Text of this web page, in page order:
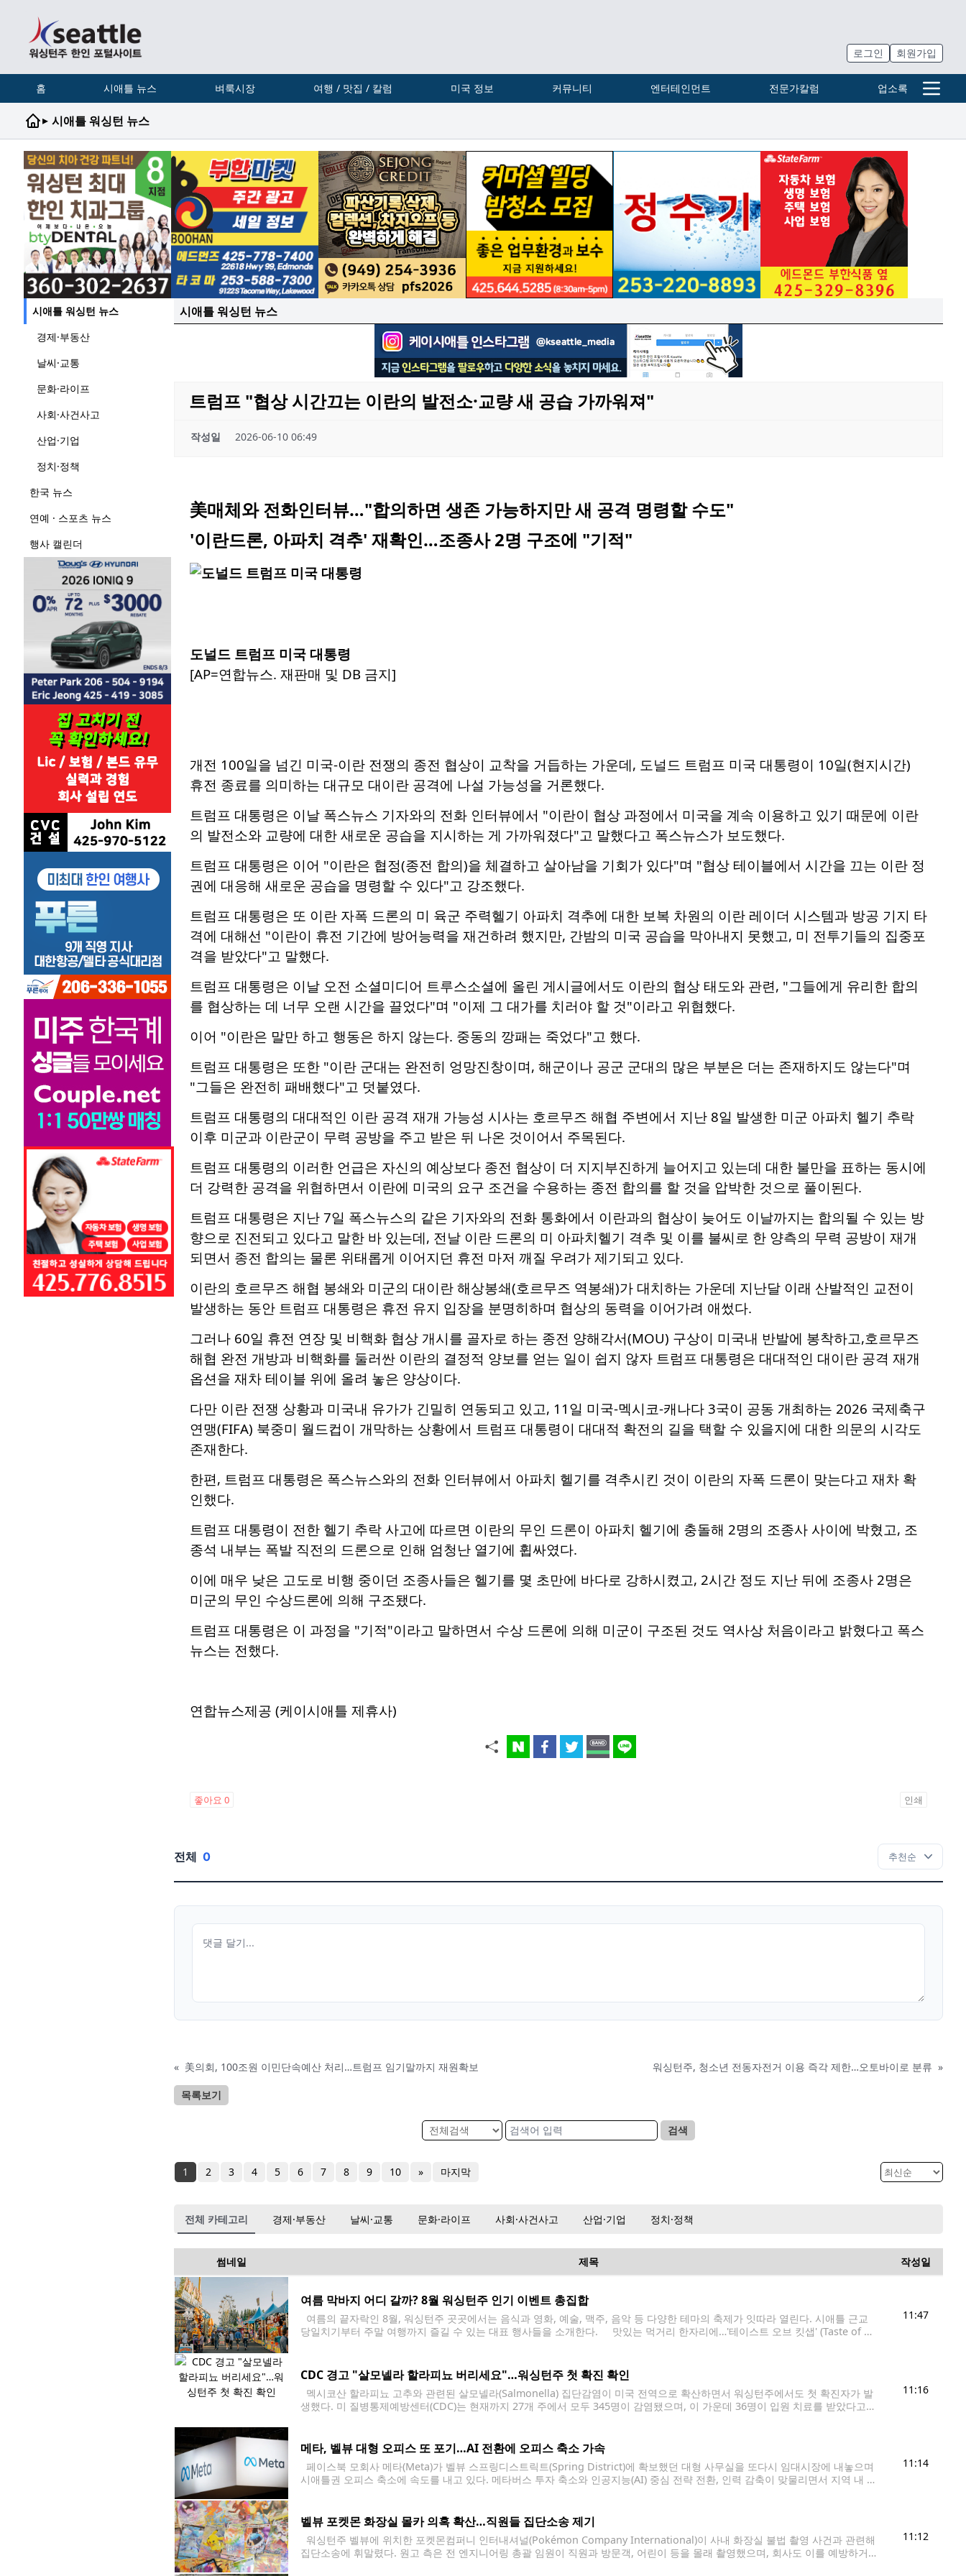
로그인 회원가입
홈 시애틀 뉴스 벼룩시장 여행 / 맛집 / 칼럼 미국 정보 커뮤니티 엔터테인먼트 전문가칼럼 업소록
▸ 시애틀 워싱턴 뉴스
시애틀 워싱턴 뉴스
경제·부동산
날씨·교통
문화·라이프
사회·사건사고
산업·기업
정치·정책
한국 뉴스
연예 · 스포츠 뉴스
행사 캘린더
시애틀 워싱턴 뉴스
트럼프 "협상 시간끄는 이란의 발전소·교량 새 공습 가까워져"
작성일 2026-06-10 06:49
美매체와 전화인터뷰…"합의하면 생존 가능하지만 새 공격 명령할 수도"
'이란드론, 아파치 격추' 재확인…조종사 2명 구조에 "기적"
도널드 트럼프 미국 대통령
[AP=연합뉴스. 재판매 및 DB 금지]
개전 100일을 넘긴 미국-이란 전쟁의 종전 협상이 교착을 거듭하는 가운데, 도널드 트럼프 미국 대통령이 10일(현지시간)
휴전 종료를 의미하는 대규모 대이란 공격에 나설 가능성을 거론했다.
트럼프 대통령은 이날 폭스뉴스 기자와의 전화 인터뷰에서 "이란이 협상 과정에서 미국을 계속 이용하고 있기 때문에 이란
의 발전소와 교량에 대한 새로운 공습을 지시하는 게 가까워졌다"고 말했다고 폭스뉴스가 보도했다.
트럼프 대통령은 이어 "이란은 협정(종전 합의)을 체결하고 살아남을 기회가 있다"며 "협상 테이블에서 시간을 끄는 이란 정
권에 대응해 새로운 공습을 명령할 수 있다"고 강조했다.
트럼프 대통령은 또 이란 자폭 드론의 미 육군 주력헬기 아파치 격추에 대한 보복 차원의 이란 레이더 시스템과 방공 기지 타
격에 대해선 "이란이 휴전 기간에 방어능력을 재건하려 했지만, 간밤의 미국 공습을 막아내지 못했고, 미 전투기들의 집중포
격을 받았다"고 말했다.
트럼프 대통령은 이날 오전 소셜미디어 트루스소셜에 올린 게시글에서도 이란의 협상 태도와 관련, "그들에게 유리한 합의
를 협상하는 데 너무 오랜 시간을 끌었다"며 "이제 그 대가를 치러야 할 것"이라고 위협했다.
이어 "이란은 말만 하고 행동은 하지 않는다. 중동의 깡패는 죽었다"고 했다.
트럼프 대통령은 또한 "이란 군대는 완전히 엉망진창이며, 해군이나 공군 군대의 많은 부분은 더는 존재하지도 않는다"며
"그들은 완전히 패배했다"고 덧붙였다.
트럼프 대통령의 대대적인 이란 공격 재개 가능성 시사는 호르무즈 해협 주변에서 지난 8일 발생한 미군 아파치 헬기 추락
이후 미군과 이란군이 무력 공방을 주고 받은 뒤 나온 것이어서 주목된다.
트럼프 대통령의 이러한 언급은 자신의 예상보다 종전 협상이 더 지지부진하게 늘어지고 있는데 대한 불만을 표하는 동시에
더 강력한 공격을 위협하면서 이란에 미국의 요구 조건을 수용하는 종전 합의를 할 것을 압박한 것으로 풀이된다.
트럼프 대통령은 지난 7일 폭스뉴스의 같은 기자와의 전화 통화에서 이란과의 협상이 늦어도 이날까지는 합의될 수 있는 방
향으로 진전되고 있다고 말한 바 있는데, 전날 이란 드론의 미 아파치헬기 격추 및 이를 불씨로 한 양측의 무력 공방이 재개
되면서 종전 합의는 물론 위태롭게 이어지던 휴전 마저 깨질 우려가 제기되고 있다.
이란의 호르무즈 해협 봉쇄와 미군의 대이란 해상봉쇄(호르무즈 역봉쇄)가 대치하는 가운데 지난달 이래 산발적인 교전이
발생하는 동안 트럼프 대통령은 휴전 유지 입장을 분명히하며 협상의 동력을 이어가려 애썼다.
그러나 60일 휴전 연장 및 비핵화 협상 개시를 골자로 하는 종전 양해각서(MOU) 구상이 미국내 반발에 봉착하고,호르무즈
해협 완전 개방과 비핵화를 둘러싼 이란의 결정적 양보를 얻는 일이 쉽지 않자 트럼프 대통령은 대대적인 대이란 공격 재개
옵션을 재차 테이블 위에 올려 놓은 양상이다.
다만 이란 전쟁 상황과 미국내 유가가 긴밀히 연동되고 있고, 11일 미국-멕시코-캐나다 3국이 공동 개최하는 2026 국제축구
연맹(FIFA) 북중미 월드컵이 개막하는 상황에서 트럼프 대통령이 대대적 확전의 길을 택할 수 있을지에 대한 의문의 시각도
존재한다.
한편, 트럼프 대통령은 폭스뉴스와의 전화 인터뷰에서 아파치 헬기를 격추시킨 것이 이란의 자폭 드론이 맞는다고 재차 확
인했다.
트럼프 대통령이 전한 헬기 추락 사고에 따르면 이란의 무인 드론이 아파치 헬기에 충돌해 2명의 조종사 사이에 박혔고, 조
종석 내부는 폭발 직전의 드론으로 인해 엄청난 열기에 휩싸였다.
이에 매우 낮은 고도로 비행 중이던 조종사들은 헬기를 몇 초만에 바다로 강하시켰고, 2시간 정도 지난 뒤에 조종사 2명은
미군의 무인 수상드론에 의해 구조됐다.
트럼프 대통령은 이 과정을 "기적"이라고 말하면서 수상 드론에 의해 미군이 구조된 것도 역사상 처음이라고 밝혔다고 폭스
뉴스는 전했다.
연합뉴스제공 (케이시애틀 제휴사)
좋아요 0 인쇄
전체 0
« 美의회, 100조원 이민단속예산 처리…트럼프 임기말까지 재원확보 워싱턴주, 청소년 전동자전거 이용 즉각 제한…오토바이로 분류 »
목록보기
검색
1 2 3 4 5 6 7 8 9 10 » 마지막
전체 카테고리 경제·부동산 날씨·교통 문화·라이프 사회·사건사고 산업·기업 정치·정책
썸네일 제목 작성일
여름 막바지 어디 갈까? 8월 워싱턴주 인기 이벤트 총집합
여름의 끝자락인 8월, 워싱턴주 곳곳에서는 음식과 영화, 예술, 맥주, 음악 등 다양한 테마의 축제가 잇따라 열린다. 시애틀 근교
당일치기부터 주말 여행까지 즐길 수 있는 대표 행사들을 소개한다. 맛있는 먹거리 한자리에…'테이스트 오브 킷샙' (Taste of Kit
11:47
CDC 경고 "살모넬라 할라피뇨 버리세요"…워싱턴주 첫 확진 확인
멕시코산 할라피뇨 고추와 관련된 살모넬라(Salmonella) 집단감염이 미국 전역으로 확산하면서 워싱턴주에서도 첫 확진자가 발
생했다. 미 질병통제예방센터(CDC)는 현재까지 27개 주에서 모두 345명이 감염됐으며, 이 가운데 36명이 입원 치료를 받았다고
11:16
메타, 벨뷰 대형 오피스 또 포기…AI 전환에 오피스 축소 가속
페이스북 모회사 메타(Meta)가 벨뷰 스프링디스트릭트(Spring District)에 확보했던 대형 사무실을 또다시 임대시장에 내놓으며
시애틀권 오피스 축소에 속도를 내고 있다. 메타버스 투자 축소와 인공지능(AI) 중심 전략 전환, 인력 감축이 맞물리면서 지역 내 부
11:14
벨뷰 포켓몬 화장실 몰카 의혹 확산…직원들 집단소송 제기
워싱턴주 벨뷰에 위치한 포켓몬컴퍼니 인터내셔널(Pokémon Company International)이 사내 화장실 불법 촬영 사건과 관련해
집단소송에 휘말렸다. 원고 측은 전 엔지니어링 총괄 임원이 직원과 방문객, 어린이 등을 몰래 촬영했으며, 회사도 이를 예방하거
11:12